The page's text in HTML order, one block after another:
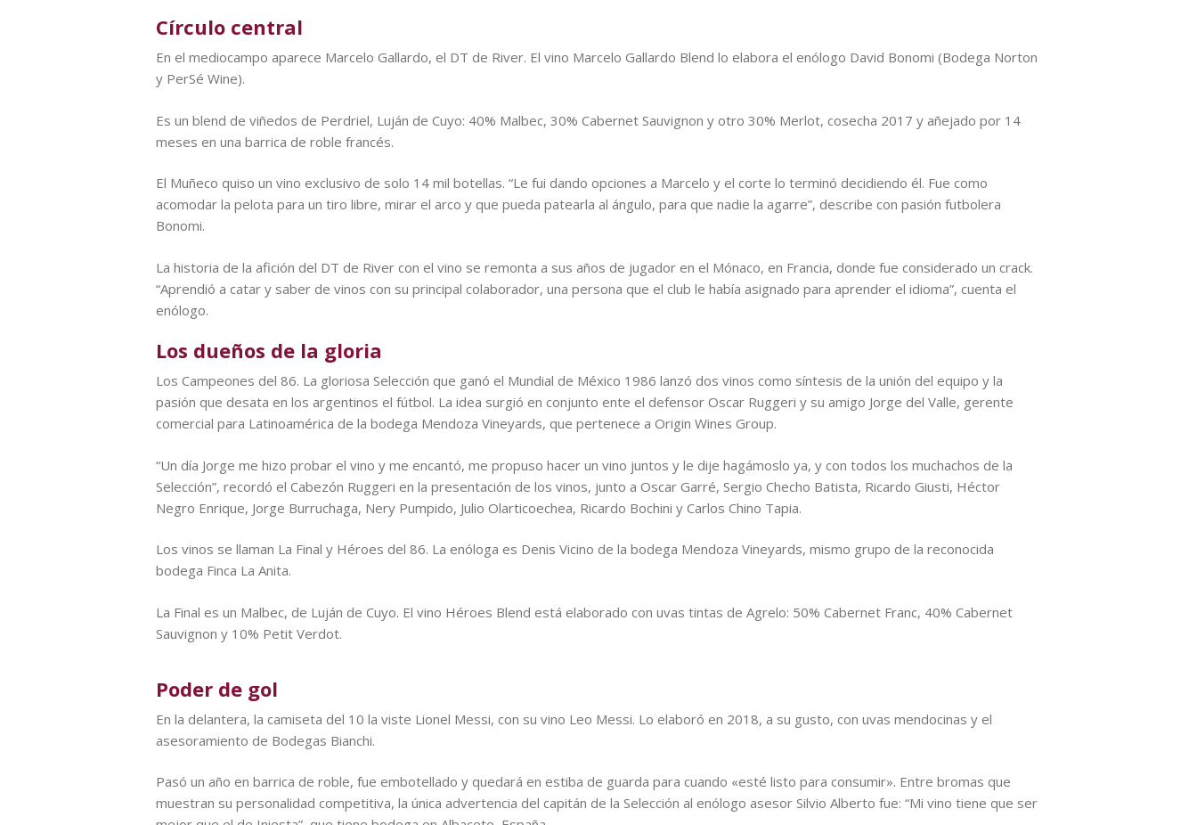
Círculo central
En el mediocampo aparece Marcelo Gallardo, el DT de River. El vino Marcelo Gallardo Blend lo elabora el enólogo David Bonomi (Bodega Norton
y PerSé Wine).
Es un blend de viñedos de Perdriel, Luján de Cuyo: 40% Malbec, 30% Cabernet Sauvignon y otro 30% Merlot, cosecha 2017 y añejado por 14
meses en una barrica de roble francés.
El Muñeco quiso un vino exclusivo de solo 14 mil botellas. “Le fui dando opciones a Marcelo y el corte lo terminó decidiendo él. Fue como
acomodar la pelota para un tiro libre, mirar el arco y que pueda patearla al ángulo, para que nadie la agarre”, describe con pasión futbolera
Bonomi.
La historia de la afición del DT de River con el vino se remonta a sus años de jugador en el Mónaco, en Francia, donde fue considerado un crack.
“Aprendió a catar y saber de vinos con su principal colaborador, una persona que el club le había asignado para aprender el idioma”, cuenta el
enólogo.
Los dueños de la gloria
Los Campeones del 86. La gloriosa Selección que ganó el Mundial de México 1986 lanzó dos vinos como síntesis de la unión del equipo y la
pasión que desata en los argentinos el fútbol. La idea surgió en conjunto ente el defensor Oscar Ruggeri y su amigo Jorge del Valle, gerente
comercial para Latinoamérica de la bodega Mendoza Vineyards, que pertenece a Origin Wines Group.
“Un día Jorge me hizo probar el vino y me encantó, me propuso hacer un vino juntos y le dije hagámoslo ya, y con todos los muchachos de la
Selección”, recordó el Cabezón Ruggeri en la presentación de los vinos, junto a Oscar Garré, Sergio Checho Batista, Ricardo Giusti, Héctor
Negro Enrique, Jorge Burruchaga, Nery Pumpido, Julio Olarticoechea, Ricardo Bochini y Carlos Chino Tapia.
Los vinos se llaman La Final y Héroes del 86. La enóloga es Denis Vicino de la bodega Mendoza Vineyards, mismo grupo de la reconocida
bodega Finca La Anita.
La Final es un Malbec, de Luján de Cuyo. El vino Héroes Blend está elaborado con uvas tintas de Agrelo: 50% Cabernet Franc, 40% Cabernet
Sauvignon y 10% Petit Verdot.
Poder de gol
En la delantera, la camiseta del 10 la viste Lionel Messi, con su vino Leo Messi. Lo elaboró en 2018, a su gusto, con uvas mendocinas y el
asesoramiento de Bodegas Bianchi.
Pasó un año en barrica de roble, fue embotellado y quedará en estiba de guarda para cuando «esté listo para consumir». Entre bromas que
muestran su personalidad competitiva, la única advertencia del capitán de la Selección al enólogo asesor Silvio Alberto fue: “Mi vino tiene que ser